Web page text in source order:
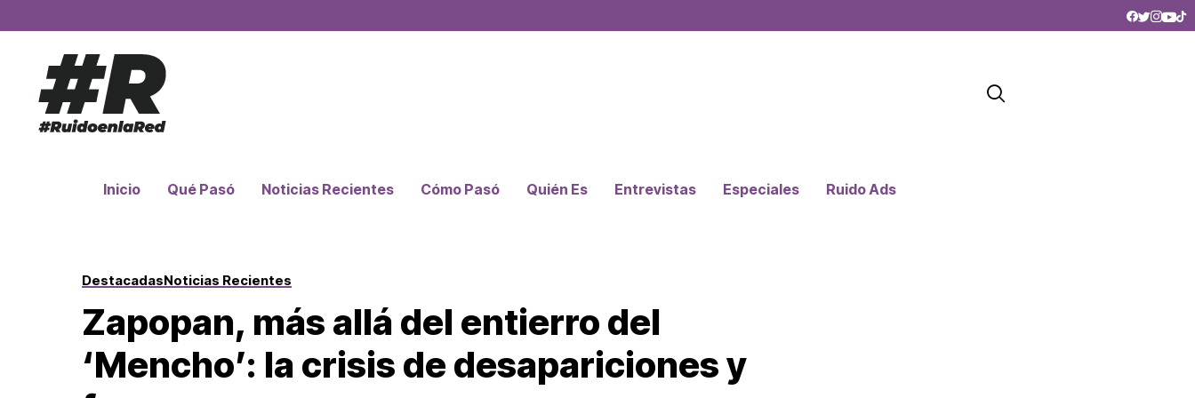
Inicio Qué Pasó Noticias Recientes Cómo Pasó Quién Es Entrevistas Especiales Ruido Ads
DestacadasNoticias Recientes
Zapopan, más allá del entierro del
‘Mencho’: la crisis de desapariciones y